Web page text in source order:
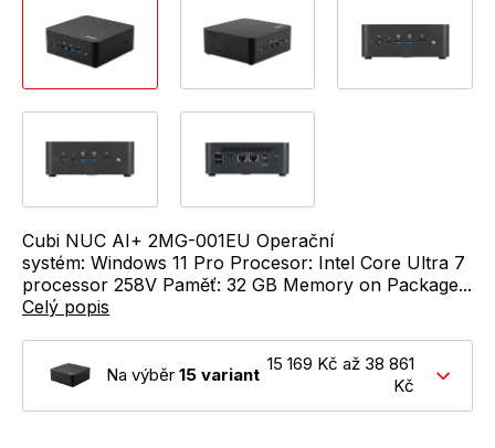
Cubi NUC AI+ 2MG-001EU Operační
systém: Windows 11 Pro Procesor: Intel Core Ultra 7
processor 258V Paměť: 32 GB Memory on Package...
Celý popis
Na výběr 15 variant
15 169 Kč až 38 861
Kč